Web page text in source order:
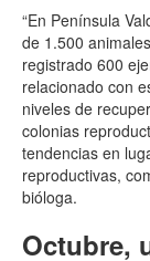
“En Península
de 1.500
registrado 600
relacionado con
niveles de
colonias
tendencias en
reproductivas,
bióloga.
Octubre,